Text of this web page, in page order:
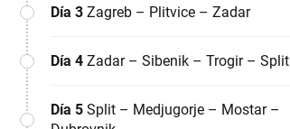
Día 3 Zagreb – Plitvice – Zadar
Día 4 Zadar – Sibenik – Trogir – Split
Día 5 Split – Medjugorje – Mostar –